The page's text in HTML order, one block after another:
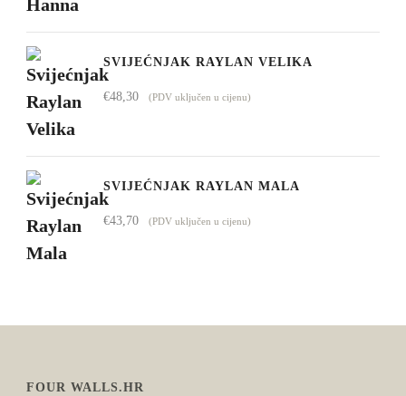
SVIJEĆNJAK RAYLAN VELIKA
€48,30 (PDV uključen u cijenu)
SVIJEĆNJAK RAYLAN MALA
€43,70 (PDV uključen u cijenu)
FOUR WALLS.HR